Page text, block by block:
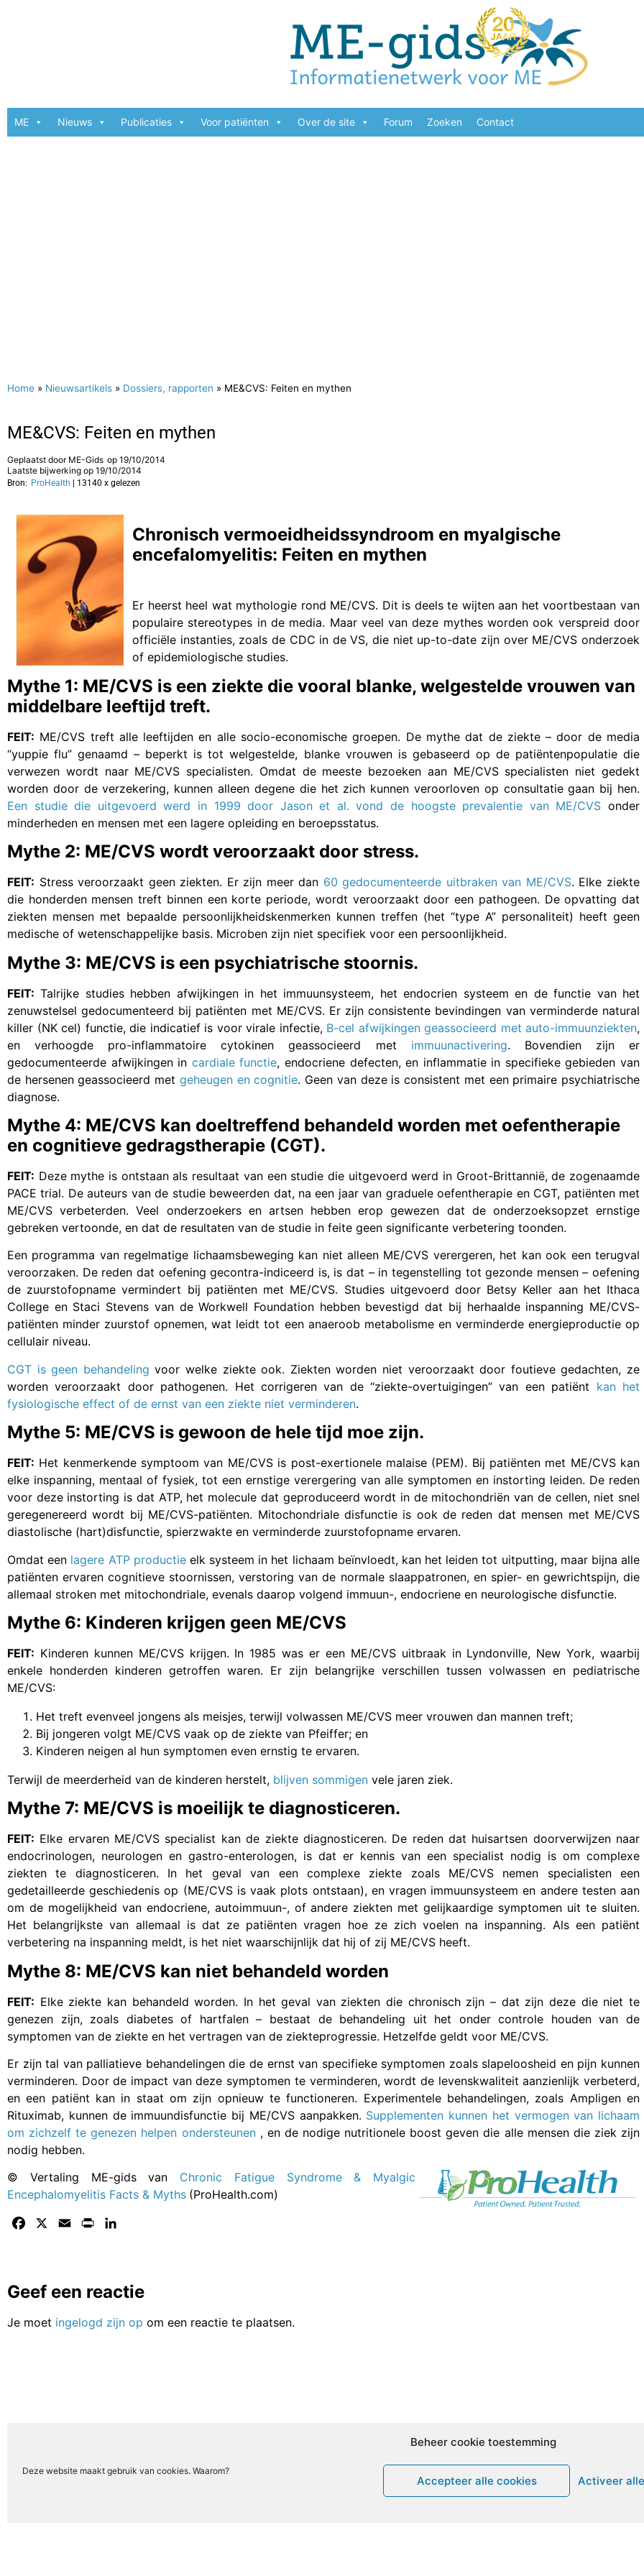
Beheer cookie toestemming
Deze website maakt gebruik van cookies. Waarom?
Accepteer alle cookies Activeer
ME Nieuws Publicaties Voor patiënten Over de site Forum Zoeken Contact
Home » Nieuwsartikels » Dossiers, rapporten » ME&CVS: Feiten en mythen
ME&CVS: Feiten en mythen
Geplaatst door ME-Gids op 19/10/2014
Laatste bijwerking op 19/10/2014
Bron: ProHealth | 13140 x gelezen
Chronisch vermoeidheidssyndroom en myalgische
encefalomyelitis: Feiten en mythen
Er heerst heel wat mythologie rond ME/CVS. Dit is deels te wijten aan het voortbestaan van
populaire stereotypes in de media. Maar veel van deze mythes worden ook verspreid door
officiële instanties, zoals de CDC in de VS, die niet up-to-date zijn over ME/CVS onderzoek
of epidemiologische studies.
Mythe 1: ME/CVS is een ziekte die vooral blanke, welgestelde vrouwen van
middelbare leeftijd treft.
FEIT: ME/CVS treft alle leeftijden en alle socio-economische groepen. De mythe dat de ziekte – door de media
“yuppie flu” genaamd – beperkt is tot welgestelde, blanke vrouwen is gebaseerd op de patiëntenpopulatie die
verwezen wordt naar ME/CVS specialisten. Omdat de meeste bezoeken aan ME/CVS specialisten niet gedekt
worden door de verzekering, kunnen alleen degene die het zich kunnen veroorloven op consultatie gaan bij hen.
Een studie die uitgevoerd werd in 1999 door Jason et al. vond de hoogste prevalentie van ME/CVS onder
minderheden en mensen met een lagere opleiding en beroepsstatus.
Mythe 2: ME/CVS wordt veroorzaakt door stress.
FEIT: Stress veroorzaakt geen ziekten. Er zijn meer dan 60 gedocumenteerde uitbraken van ME/CVS. Elke ziekte
die honderden mensen treft binnen een korte periode, wordt veroorzaakt door een pathogeen. De opvatting dat
ziekten mensen met bepaalde persoonlijkheidskenmerken kunnen treffen (het “type A” personaliteit) heeft geen
medische of wetenschappelijke basis. Microben zijn niet specifiek voor een persoonlijkheid.
Mythe 3: ME/CVS is een psychiatrische stoornis.
FEIT: Talrijke studies hebben afwijkingen in het immuunsysteem, het endocrien systeem en de functie van het
zenuwstelsel gedocumenteerd bij patiënten met ME/CVS. Er zijn consistente bevindingen van verminderde natural
killer (NK cel) functie, die indicatief is voor virale infectie, B-cel afwijkingen geassocieerd met auto-immuunziekten,
en verhoogde pro-inflammatoire cytokinen geassocieerd met immuunactivering. Bovendien zijn er
gedocumenteerde afwijkingen in cardiale functie, endocriene defecten, en inflammatie in specifieke gebieden van
de hersenen geassocieerd met geheugen en cognitie. Geen van deze is consistent met een primaire psychiatrische
diagnose.
Mythe 4: ME/CVS kan doeltreffend behandeld worden met oefentherapie
en cognitieve gedragstherapie (CGT).
FEIT: Deze mythe is ontstaan als resultaat van een studie die uitgevoerd werd in Groot-Brittannië, de zogenaamde
PACE trial. De auteurs van de studie beweerden dat, na een jaar van graduele oefentherapie en CGT, patiënten met
ME/CVS verbeterden. Veel onderzoekers en artsen hebben erop gewezen dat de onderzoeksopzet ernstige
gebreken vertoonde, en dat de resultaten van de studie in feite geen significante verbetering toonden.
Een programma van regelmatige lichaamsbeweging kan niet alleen ME/CVS verergeren, het kan ook een terugval
veroorzaken. De reden dat oefening gecontra-indiceerd is, is dat – in tegenstelling tot gezonde mensen – oefening
de zuurstofopname vermindert bij patiënten met ME/CVS. Studies uitgevoerd door Betsy Keller aan het Ithaca
College en Staci Stevens van de Workwell Foundation hebben bevestigd dat bij herhaalde inspanning ME/CVS-
patiënten minder zuurstof opnemen, wat leidt tot een anaeroob metabolisme en verminderde energieproductie op
cellulair niveau.
CGT is geen behandeling voor welke ziekte ook. Ziekten worden niet veroorzaakt door foutieve gedachten, ze
worden veroorzaakt door pathogenen. Het corrigeren van de “ziekte-overtuigingen” van een patiënt kan het
fysiologische effect of de ernst van een ziekte niet verminderen.
Mythe 5: ME/CVS is gewoon de hele tijd moe zijn.
FEIT: Het kenmerkende symptoom van ME/CVS is post-exertionele malaise (PEM). Bij patiënten met ME/CVS kan
elke inspanning, mentaal of fysiek, tot een ernstige verergering van alle symptomen en instorting leiden. De reden
voor deze instorting is dat ATP, het molecule dat geproduceerd wordt in de mitochondriën van de cellen, niet snel
geregenereerd wordt bij ME/CVS-patiënten. Mitochondriale disfunctie is ook de reden dat mensen met ME/CVS
diastolische (hart)disfunctie, spierzwakte en verminderde zuurstofopname ervaren.
Omdat een lagere ATP productieelk systeem in het lichaam beïnvloedt, kan het leiden tot uitputting, maar bijna alle
patiënten ervaren cognitieve stoornissen, verstoring van de normale slaappatronen, en spier- en gewrichtspijn, die
allemaal stroken met mitochondriale, evenals daarop volgend immuun-, endocriene en neurologische disfunctie.
Mythe 6: Kinderen krijgen geen ME/CVS
FEIT: Kinderen kunnen ME/CVS krijgen. In 1985 was er een ME/CVS uitbraak in Lyndonville, New York, waarbij
enkele honderden kinderen getroffen waren. Er zijn belangrijke verschillen tussen volwassen en pediatrische
ME/CVS:
Het treft evenveel jongens als meisjes, terwijl volwassen ME/CVS meer vrouwen dan mannen treft;
Bij jongeren volgt ME/CVS vaak op de ziekte van Pfeiffer; en
Kinderen neigen al hun symptomen even ernstig te ervaren.
Terwijl de meerderheid van de kinderen herstelt, blijven sommigen vele jaren ziek.
Mythe 7: ME/CVS is moeilijk te diagnosticeren.
FEIT: Elke ervaren ME/CVS specialist kan de ziekte diagnosticeren. De reden dat huisartsen doorverwijzen naar
endocrinologen, neurologen en gastro-enterologen, is dat er kennis van een specialist nodig is om complexe
ziekten te diagnosticeren. In het geval van een complexe ziekte zoals ME/CVS nemen specialisten een
gedetailleerde geschiedenis op (ME/CVS is vaak plots ontstaan), en vragen immuunsysteem en andere testen aan
om de mogelijkheid van endocriene, autoimmuun-, of andere ziekten met gelijkaardige symptomen uit te sluiten.
Het belangrijkste van allemaal is dat ze patiënten vragen hoe ze zich voelen na inspanning. Als een patiënt
verbetering na inspanning meldt, is het niet waarschijnlijk dat hij of zij ME/CVS heeft.
Mythe 8: ME/CVS kan niet behandeld worden
FEIT: Elke ziekte kan behandeld worden. In het geval van ziekten die chronisch zijn – dat zijn deze die niet te
genezen zijn, zoals diabetes of hartfalen – bestaat de behandeling uit het onder controle houden van de
symptomen van de ziekte en het vertragen van de ziekteprogressie. Hetzelfde geldt voor ME/CVS.
Er zijn tal van palliatieve behandelingen die de ernst van specifieke symptomen zoals slapeloosheid en pijn kunnen
verminderen. Door de impact van deze symptomen te verminderen, wordt de levenskwaliteit aanzienlijk verbeterd,
en een patiënt kan in staat om zijn opnieuw te functioneren. Experimentele behandelingen, zoals Ampligen en
Rituximab, kunnen de immuundisfunctie bij ME/CVS aanpakken. Supplementen kunnen het vermogen van lichaam
om zichzelf te genezen helpen ondersteunen , en de nodige nutritionele boost geven die alle mensen die ziek zijn
nodig hebben.
© Vertaling ME-gids van Chronic Fatigue Syndrome & Myalgic
Encephalomyelitis Facts & Myths (ProHealth.com)
Facebook Email Print
Geef een reactie
Je moet ingelogd zijn op om een reactie te plaatsen.